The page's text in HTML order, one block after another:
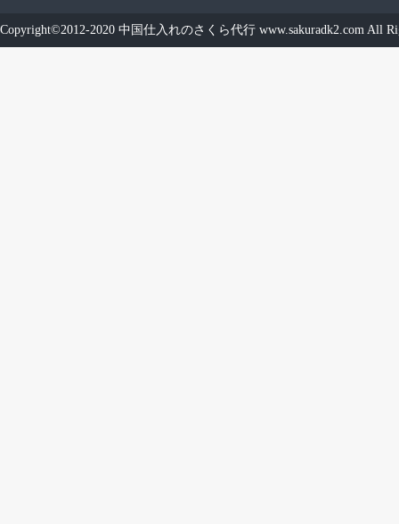
Copyright©2012-2020 中国仕入れのさくら代行 www.sakuradk2.com All